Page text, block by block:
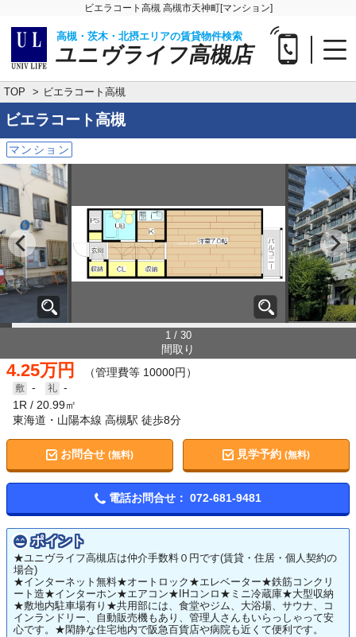
ビエラコート高槻 高槻市天神町[マンション]
高槻・茨木・北摂エリアの賃貸物件検索
ユニヴライフ高槻店
TOP ビエラコート高槻
ビエラコート高槻
マンション
1 / 30
間取り
4.25万円 （管理費等 10000円）
-
-
1R
20.99㎡
東海道・山陽本線 高槻駅 徒歩8分
お問合せ (無料) 見学予約(無料)
電話お問合せ： 072-681-9481
ポイント
★ユニヴライフ高槻店は仲介手数料０円です(賃貸・住居・個人契約の
場合)
★インターネット無料★オートロック★エレベーター★鉄筋コンクリ
ート造★インターホン★エアコン★IHコンロ★ミニ冷蔵庫★大型収納
★敷地内駐車場有り★共用部には、食堂やジム、大浴場、サウナ、コ
インランドリー、自動販売機もあり、管理人さんもいらっしゃって安
心です。★閑静な住宅地内で阪急百貨店や病院も近くて便利です。